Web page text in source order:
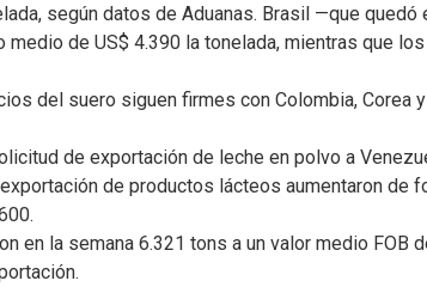
según datos de Aduanas. Brasil —que quedó
de US$ 4.390 la tonelada, mientras que
del suero siguen firmes con Colombia, Corea
de exportación de leche en polvo a
de productos lácteos aumentaron de
en la semana 6.321 tons a un valor medio FOB